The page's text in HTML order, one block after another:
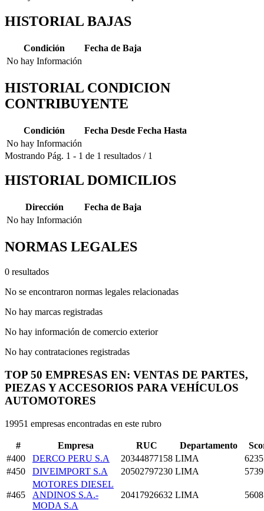
HISTORIAL BAJAS
Condición
Fecha de Baja
No hay Información
HISTORIAL CONDICION
CONTRIBUYENTE
Condición Fecha Desde Fecha Hasta
No hay Información
Mostrando Pág. 1 - 1 de 1 resultados / 1
HISTORIAL DOMICILIOS
Dirección
Fecha de Baja
No hay Información
NORMAS LEGALES
0 resultados
No se encontraron normas legales relacionadas
No hay marcas registradas
No hay información de comercio exterior
No hay contrataciones registradas
TOP 50 EMPRESAS EN: VENTAS DE PARTES,
PIEZAS Y ACCESORIOS PARA VEHÍCULOS
AUTOMOTORES
19951 empresas encontradas en este rubro
# Empresa RUC Departamento
#400
DERCO PERU S.A 20344877158 LIMA
#450
DIVEIMPORT S.A 20502797230 LIMA
#465
MOTORES DIESEL
ANDINOS S.A.-
MODA S.A
20417926632 LIMA